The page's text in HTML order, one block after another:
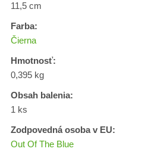
11,5 cm
Farba:
Čierna
Hmotnosť:
0,395 kg
Obsah balenia:
1 ks
Zodpovedná osoba v EU:
Out Of The Blue